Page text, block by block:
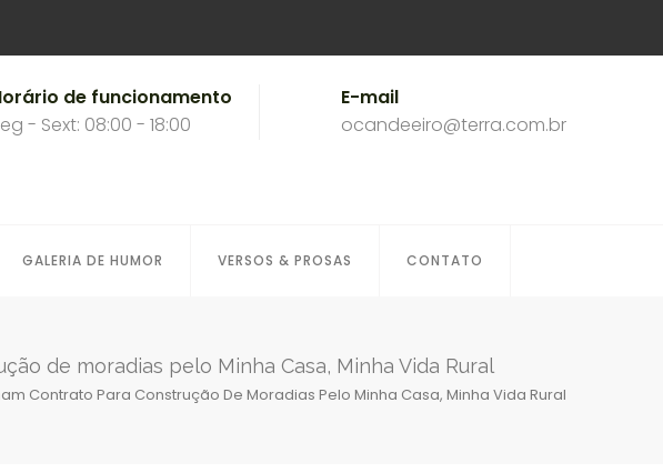
de funcionamento
- Sext: 08:00 - 18:00
E-mail
ocandeeiro@terra.com.br
GALERIA DE HUMOR VERSOS & PROSAS CONTATO
de moradias pelo Minha Casa, Minha Vida Rural
Contrato Para Construção De Moradias Pelo Minha Casa, Minha Vida Rural